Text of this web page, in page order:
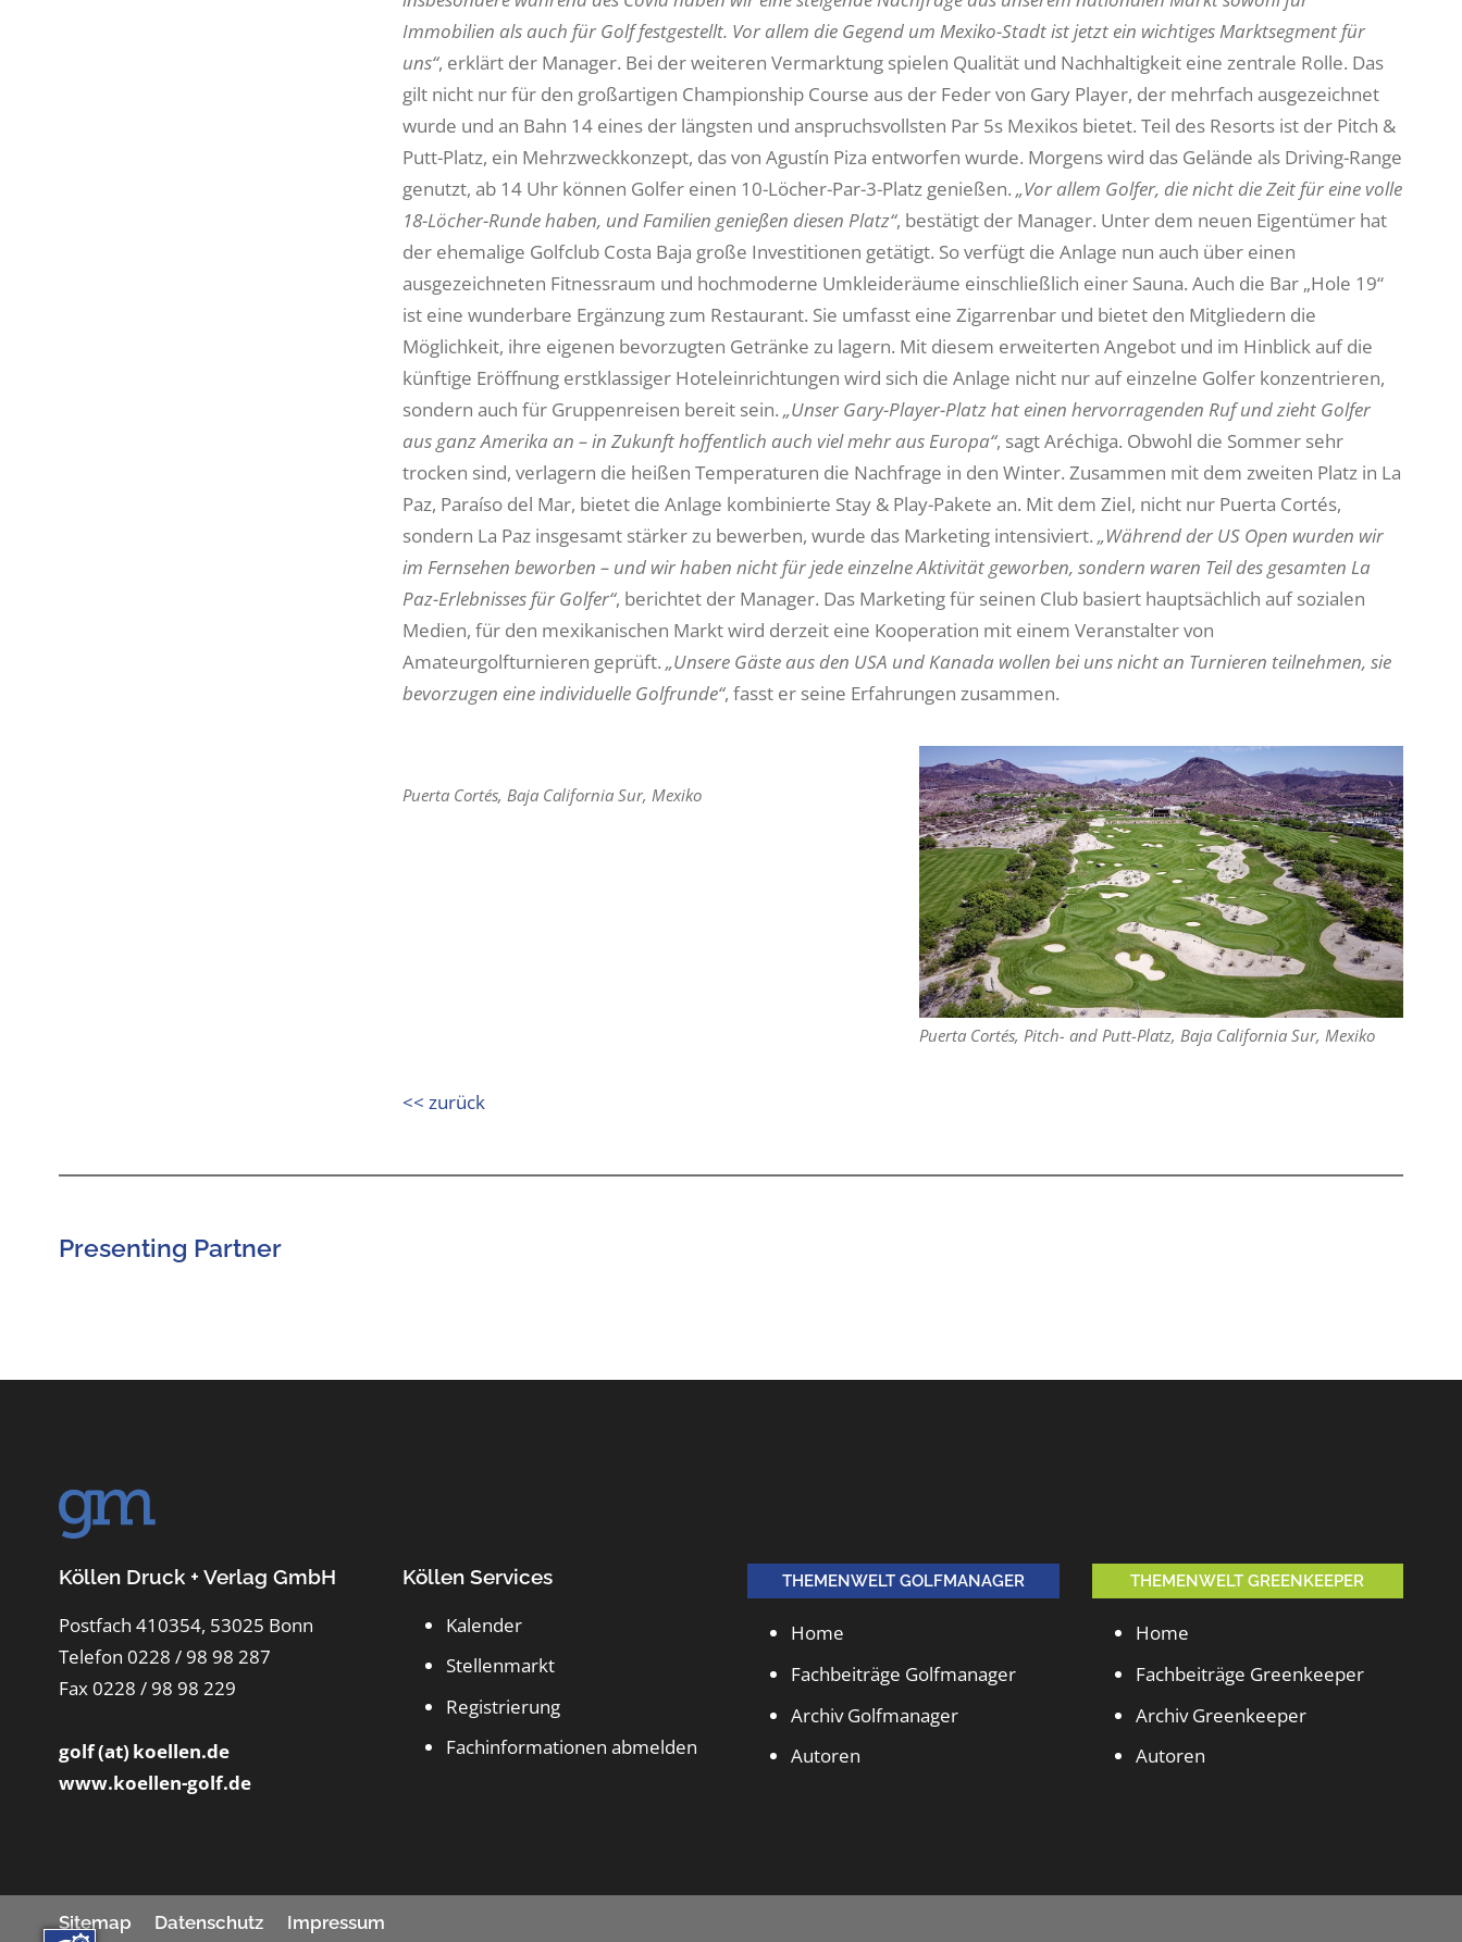
Immobilien als auch für Golf festgestellt. Vor allem die Gegend um Mexiko-Stadt ist jetzt ein wichtiges Marktsegment für
uns“, erklärt der Manager. Bei der weiteren Vermarktung spielen Qualität und Nachhaltigkeit eine zentrale Rolle. Das
gilt nicht nur für den großartigen Championship Course aus der Feder von Gary Player, der mehrfach ausgezeichnet
wurde und an Bahn 14 eines der längsten und anspruchsvollsten Par 5s Mexikos bietet. Teil des Resorts ist der Pitch &
Putt-Platz, ein Mehrzweckkonzept, das von Agustín Piza entworfen wurde. Morgens wird das Gelände als Driving-Range
genutzt, ab 14 Uhr können Golfer einen 10-Löcher-Par-3-Platz genießen.„Vor allem Golfer, die nicht die Zeit für eine volle
18-Löcher-Runde haben, und Familien genießen diesen Platz“, bestätigt der Manager. Unter dem neuen Eigentümer hat
der ehemalige Golfclub Costa Baja große Investitionen getätigt. So verfügt die Anlage nun auch über einen
ausgezeichneten Fitnessraum und hochmoderne Umkleideräume einschließlich einer Sauna. Auch die Bar „Hole 19“
ist eine wunderbare Ergänzung zum Restaurant. Sie umfasst eine Zigarrenbar und bietet den Mitgliedern die
Möglichkeit, ihre eigenen bevorzugten Getränke zu lagern. Mit diesem erweiterten Angebot und im Hinblick auf die
künftige Eröffnung erstklassiger Hoteleinrichtungen wird sich die Anlage nicht nur auf einzelne Golfer konzentrieren,
sondern auch für Gruppenreisen bereit sein.„Unser Gary-Player-Platz hat einen hervorragenden Ruf und zieht Golfer
aus ganz Amerika an – in Zukunft hoffentlich auch viel mehr aus Europa“, sagt Aréchiga. Obwohl die Sommer sehr
trocken sind, verlagern die heißen Temperaturen die Nachfrage in den Winter. Zusammen mit dem zweiten Platz in La
Paz, Paraíso del Mar, bietet die Anlage kombinierte Stay & Play-Pakete an. Mit dem Ziel, nicht nur Puerta Cortés,
sondern La Paz insgesamt stärker zu bewerben, wurde das Marketing intensiviert.„Während der US Open wurden wir
im Fernsehen beworben – und wir haben nicht für jede einzelne Aktivität geworben, sondern waren Teil des gesamten La
Paz-Erlebnisses für Golfer“, berichtet der Manager. Das Marketing für seinen Club basiert hauptsächlich auf sozialen
Medien, für den mexikanischen Markt wird derzeit eine Kooperation mit einem Veranstalter von
Amateurgolfturnieren geprüft.„Unsere Gäste aus den USA und Kanada wollen bei uns nicht an Turnieren teilnehmen, sie
bevorzugen eine individuelle Golfrunde“, fasst er seine Erfahrungen zusammen.
Puerta Cortés, Baja California Sur, Mexiko
Puerta Cortés, Pitch- and Putt-Platz, Baja California Sur, Mexiko
<< zurück
Presenting Partner
Köllen Druck + Verlag GmbH
Postfach 410354, 53025 Bonn
Telefon 0228 / 98 98 287
Fax 0228 / 98 98 229
golf (at) koellen.de
www.koellen-golf.de
Köllen Services
Kalender
Stellenmarkt
Registrierung
Fachinformationen abmelden
THEMENWELT GOLFMANAGER
Home
Fachbeiträge Golfmanager
Archiv Golfmanager
Autoren
THEMENWELT GREENKEEPER
Home
Fachbeiträge Greenkeeper
Archiv Greenkeeper
Autoren
Sitemap Datenschutz Impressum